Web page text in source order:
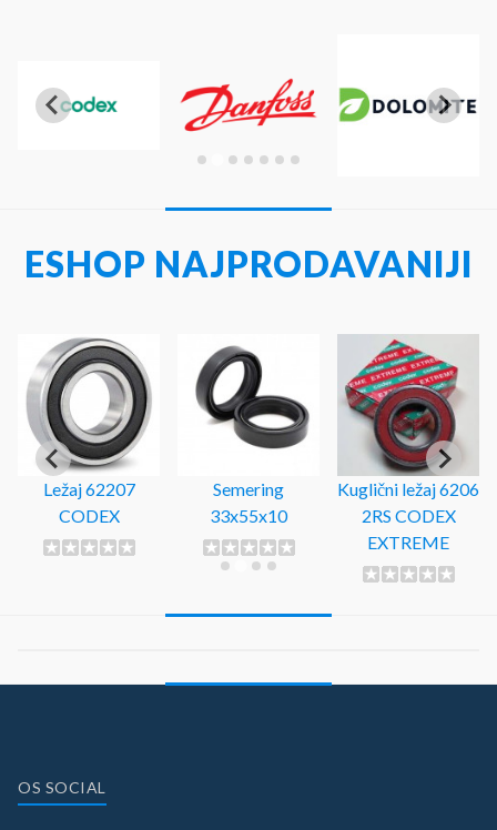
ESHOP NAJPRODAVANIJI
Ležaj 62207
CODEX
Semering
33x55x10
Kuglični ležaj 6206
2RS CODEX
EXTREME
OS SOCIAL